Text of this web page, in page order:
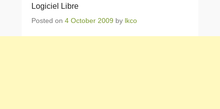
Logiciel Libre
Posted on 4 October 2009 by lkco